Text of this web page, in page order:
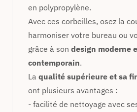
en polypropylène.
Avec ces corbeilles, osez la
harmoniser votre bureau ou
grâce à son design moderne
contemporain.
La qualité supérieure et sa
ont plusieurs avantages :
- facilité de nettoyage avec